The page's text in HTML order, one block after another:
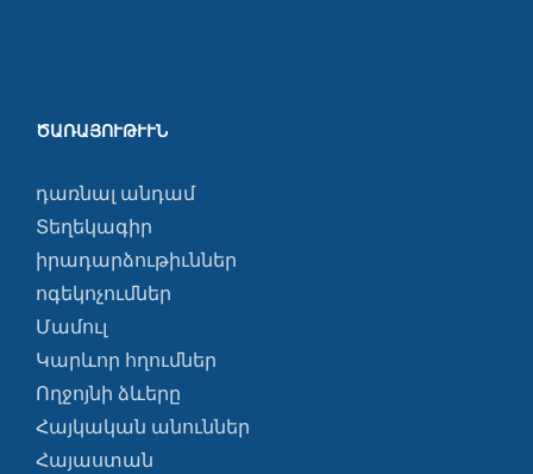
ԾԱՌԱՅՈՒԹՒՒՆ
դառնալ անդամ
Տեղեկագիր
իրադարձութիւններ
ոգեկոչումներ
Մամուլ
Կարևոր հղումներ
Ողջոյնի ձևերը
Հայկական անուններ
Հայաստան